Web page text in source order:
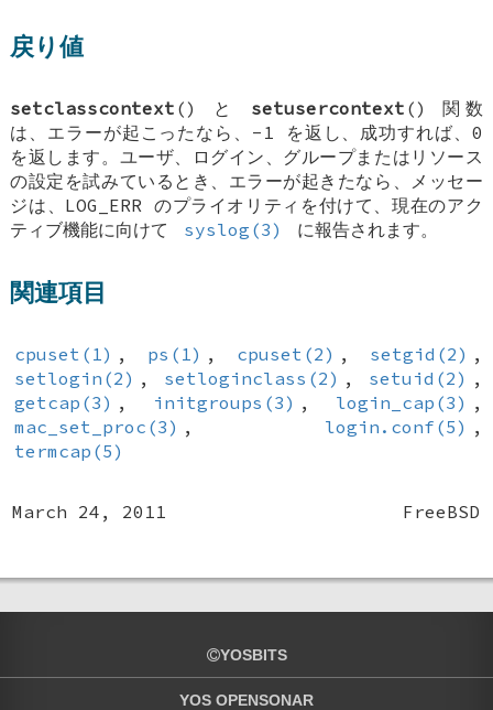
戻り値
setclasscontext () と setusercontext () 関数
は、エラーが起こったなら、-1 を返し、成功すれば、0
を返します。ユーザ、ログイン、グループまたはリソース
の設定を試みているとき、エラーが起きたなら、メッセー
ジは、LOG_ERR のプライオリティを付けて、現在のアク
ティブ機能に向けて
syslog(3) に報告されます。
関連項目
cpuset(1) , ps(1) , cpuset(2) , setgid(2) ,
setlogin(2) , setloginclass(2) , setuid(2) ,
getcap(3) , initgroups(3) , login_cap(3) ,
mac_set_proc(3) , login.conf(5) ,
termcap(5)
March 24, 2011 FreeBSD
YOSBITS
YOS OPENSONAR